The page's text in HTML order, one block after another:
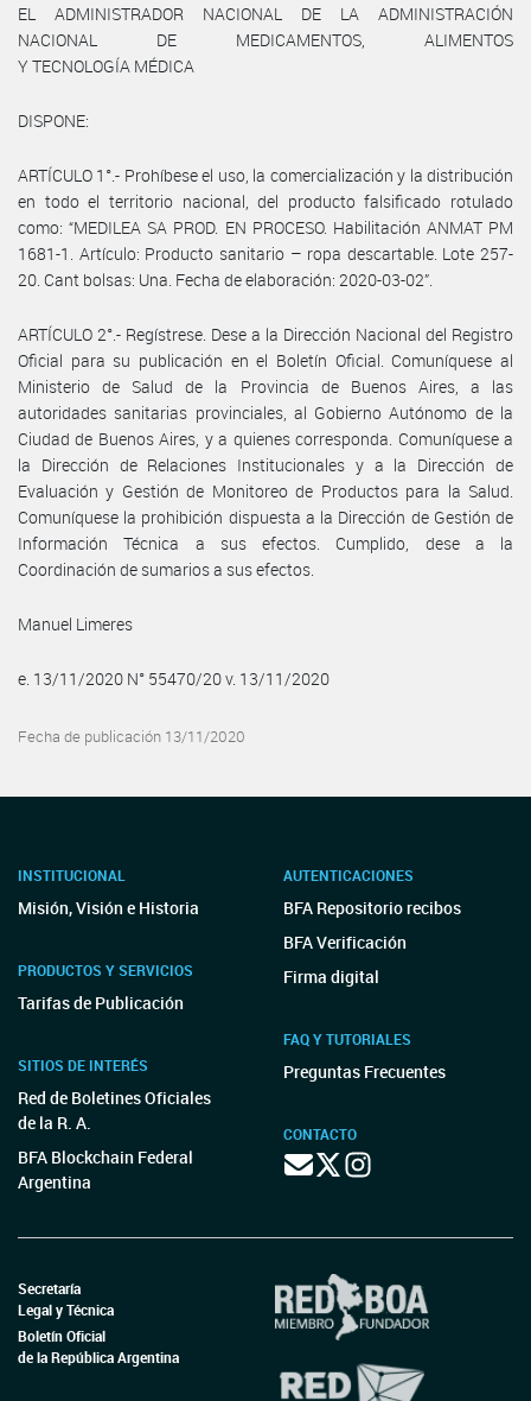
EL ADMINISTRADOR NACIONAL DE LA ADMINISTRACIÓN
NACIONAL DE MEDICAMENTOS, ALIMENTOS
Y TECNOLOGÍA MÉDICA
DISPONE:
ARTÍCULO 1°.- Prohíbese el uso, la comercialización y la distribución
en todo el territorio nacional, del producto falsificado rotulado
como: “MEDILEA SA PROD. EN PROCESO. Habilitación ANMAT PM
1681-1. Artículo: Producto sanitario – ropa descartable. Lote 257-
20. Cant bolsas: Una. Fecha de elaboración: 2020-03-02”.
ARTÍCULO 2°.- Regístrese. Dese a la Dirección Nacional del Registro
Oficial para su publicación en el Boletín Oficial. Comuníquese al
Ministerio de Salud de la Provincia de Buenos Aires, a las
autoridades sanitarias provinciales, al Gobierno Autónomo de la
Ciudad de Buenos Aires, y a quienes corresponda. Comuníquese a
la Dirección de Relaciones Institucionales y a la Dirección de
Evaluación y Gestión de Monitoreo de Productos para la Salud.
Comuníquese la prohibición dispuesta a la Dirección de Gestión de
Información Técnica a sus efectos. Cumplido, dese a la
Coordinación de sumarios a sus efectos.
Manuel Limeres
e. 13/11/2020 N° 55470/20 v. 13/11/2020
Fecha de publicación 13/11/2020
INSTITUCIONAL
Misión, Visión e Historia
PRODUCTOS Y SERVICIOS
Tarifas de Publicación
SITIOS DE INTERÉS
Red de Boletines Oficiales
de la R. A.
BFA Blockchain Federal
Argentina
AUTENTICACIONES
BFA Repositorio recibos
BFA Verificación
Firma digital
FAQ Y TUTORIALES
Preguntas Frecuentes
CONTACTO
Secretaría
Legal y Técnica
Boletín Oficial
de la República Argentina